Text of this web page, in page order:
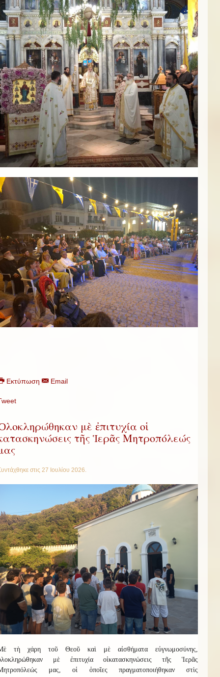
Εκτύπωση Email
μὲ ἐπιτυχία οἱ
τῆς Ἱερᾶς Μητροπόλεώς
στις 27 Ιουλίου 2026.
τὴ χάρη τοῦ Θεοῦ καὶ μὲ αἰσθήματα εὐγνωμοσύνης,
μὲ ἐπιτυχία οἱκατασκηνώσεις
τῆς Ἱερᾶς
μας, οἱ ὁποῖες πραγματοποιήθηκαν στὶς